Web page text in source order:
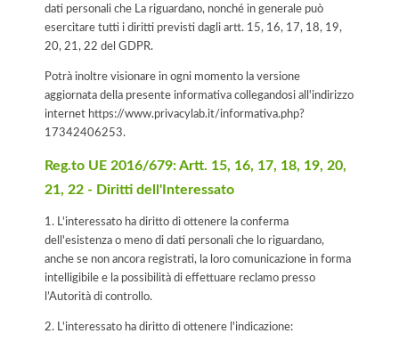
dati personali che La riguardano, nonché in generale può
esercitare tutti i diritti previsti dagli artt. 15, 16, 17, 18, 19,
20, 21, 22 del GDPR.
Potrà inoltre visionare in ogni momento la versione
aggiornata della presente informativa collegandosi all'indirizzo
internet https://www.privacylab.it/informativa.php?
17342406253.
Reg.to UE 2016/679: Artt. 15, 16, 17, 18, 19, 20,
21, 22 - Diritti dell'Interessato
1. L'interessato ha diritto di ottenere la conferma
dell'esistenza o meno di dati personali che lo riguardano,
anche se non ancora registrati, la loro comunicazione in forma
intelligibile e la possibilità di effettuare reclamo presso
l’Autorità di controllo.
2. L'interessato ha diritto di ottenere l'indicazione: